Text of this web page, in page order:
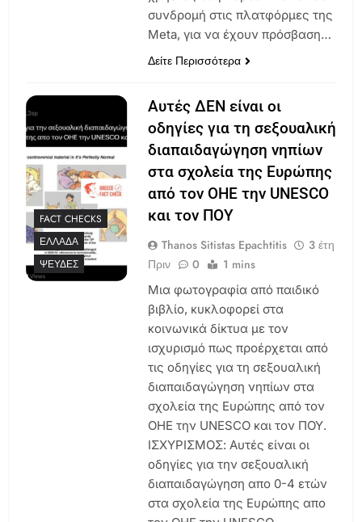
συνδρομή στις πλατφόρμες της
Meta, για να έχουν πρόσβαση…
Δείτε Περισσότερα
FACT CHECKS
ΕΛΛΆΔΑ
ΨΕΥΔΈΣ
Αυτές ΔΕΝ είναι οι
οδηγίες για τη σεξουαλική
διαπαιδαγώγηση νηπίων
στα σχολεία της Ευρώπης
από τον ΟΗΕ την UNESCO
και τον ΠΟΥ
Thanos Sitistas Epachtitis
3 έτη
Πριν
0 1 mins
Μια φωτογραφία από παιδικό
βιβλίο, κυκλοφορεί στα
κοινωνικά δίκτυα με τον
ισχυρισμό πως προέρχεται από
τις οδηγίες για τη σεξουαλική
διαπαιδαγώγηση νηπίων στα
σχολεία της Ευρώπης από τον
ΟΗΕ την UNESCO και τον ΠΟΥ.
ΙΣΧΥΡΙΣΜΟΣ: Αυτές είναι οι
οδηγίες για την σεξουαλική
διαπαιδαγώγηση απο 0-4 ετών
στα σχολεία της Ευρώπης απο